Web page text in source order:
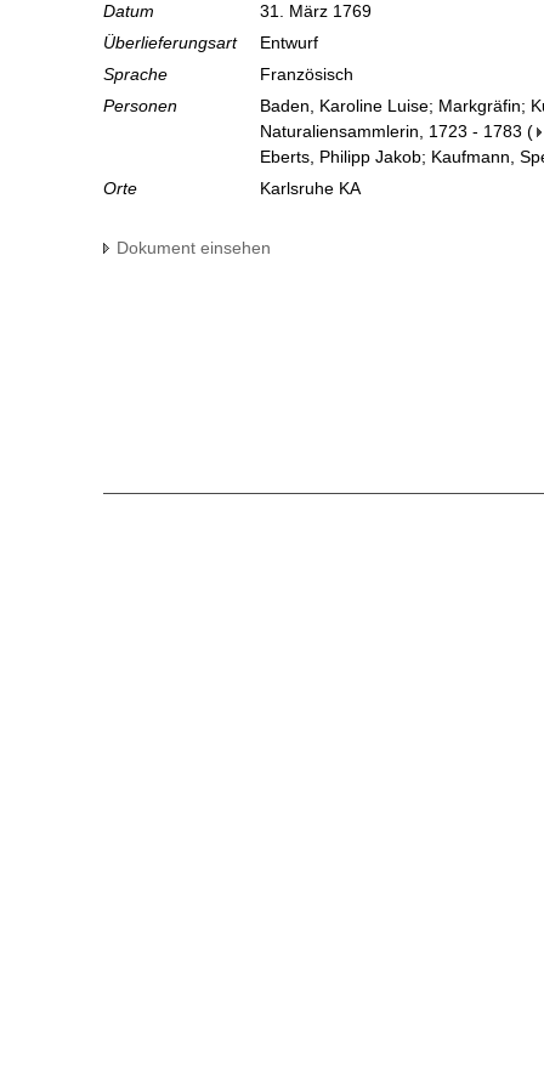
Datum
31. März 1769
Überlieferungsart
Entwurf
Sprache
Französisch
Personen
Baden, Karoline Luise; Markgräfin;
Naturaliensammlerin, 1723 - 1783 (
Eberts, Philipp Jakob; Kaufmann,
Orte
Karlsruhe KA
Dokument einsehen